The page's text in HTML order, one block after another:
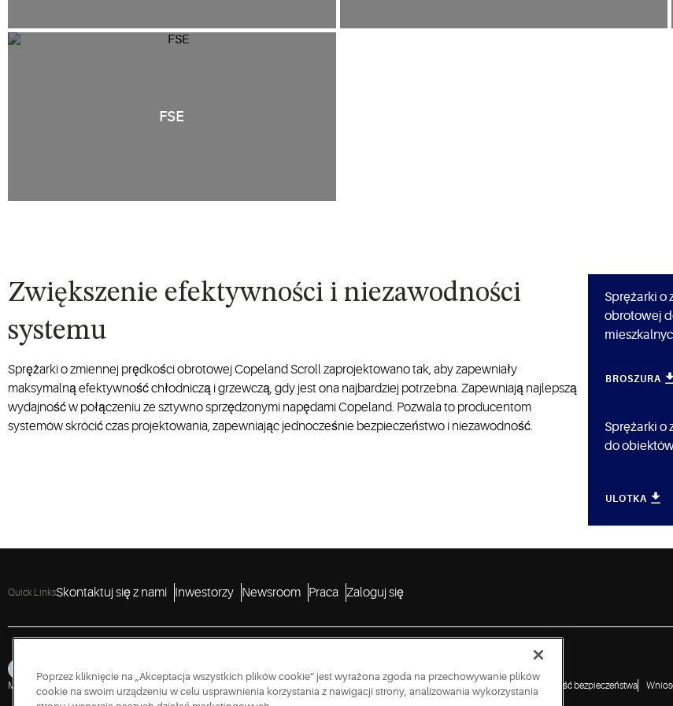
FSE
Zwiększenie efektywności i niezawodności
systemu
Sprężarki o zmiennej prędkości obrotowej Copeland Scroll zaprojektowano tak, aby zapewniały
maksymalną efektywność chłodniczą i grzewczą, gdy jest ona najbardziej potrzebna. Zapewniają najlepszą
wydajność w połączeniu ze sztywno sprzędzonymi napędami Copeland. Pozwala to producentom
systemów skrócić czas projektowania, zapewniając jednocześnie bezpieczeństwo i niezawodność.
Sprężarki o
obrotowej
BROSZURA
Sprężarki o
do
ULOTKA
Quick LinksSkontaktuj się z nami Inwestorzy Newsroom Praca Zaloguj się
Mapa serwisu Prywatność Warunki korzystania Cookies Accessibility Polityka ujawniania luk w zabezpieczeniach Zgłoś podatność bezpieczeństwa
Poprzez kliknięcie na „Akceptacja wszystkich plików cookie” jest wyrażona zgoda na przechowywanie plików
cookie na swoim urządzeniu w celu usprawnienia korzystania z nawigacji strony, analizowania wykorzystania